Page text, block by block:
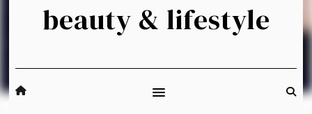
beauty & lifestyle